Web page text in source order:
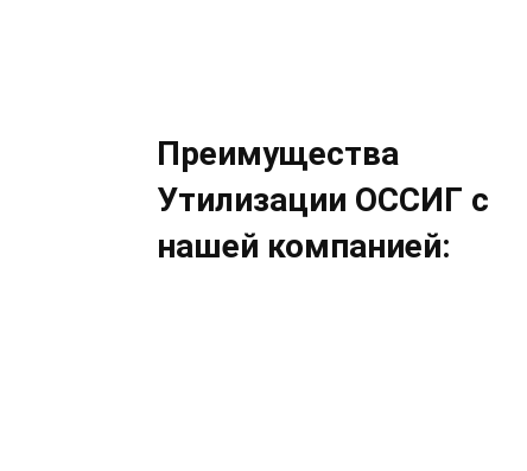
Преимущества
Утилизации ОССИГ с
нашей компанией: